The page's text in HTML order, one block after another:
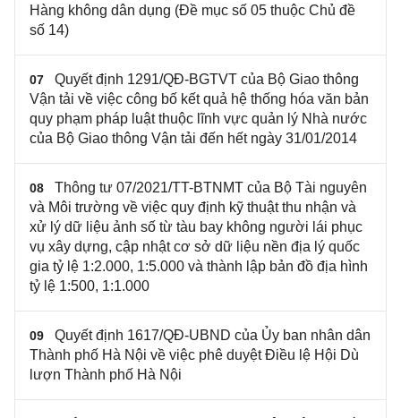
Hàng không dân dụng (Đề mục số 05 thuộc Chủ đề
số 14)
07
Quyết định 1291/QĐ-BGTVT của Bộ Giao thông
Vận tải về việc công bố kết quả hệ thống hóa văn bản
quy phạm pháp luật thuộc lĩnh vực quản lý Nhà nước
của Bộ Giao thông Vận tải đến hết ngày 31/01/2014
08
Thông tư 07/2021/TT-BTNMT của Bộ Tài nguyên
và Môi trường về việc quy định kỹ thuật thu nhận và
xử lý dữ liệu ảnh số từ tàu bay không người lái phục
vụ xây dựng, cập nhật cơ sở dữ liệu nền địa lý quốc
gia tỷ lệ 1:2.000, 1:5.000 và thành lập bản đồ địa hình
tỷ lệ 1:500, 1:1.000
09
Quyết định 1617/QĐ-UBND của Ủy ban nhân dân
Thành phố Hà Nội về việc phê duyệt Điều lệ Hội Dù
lượn Thành phố Hà Nội